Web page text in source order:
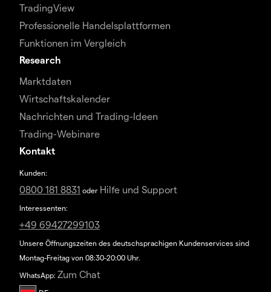
TradingView
Professionelle Handelsplattformen
Funktionen im Vergleich
Research
Marktdaten
Wirtschaftskalender
Nachrichten und Trading-Ideen
Trading-Webinare
Kontakt
Kunden:
0800 181 8831 oder Hilfe und Support
Interessenten:
+49 69427299103
Unsere Öffnungszeiten des deutschsprachigen Kundenservices sind
Montag-Freitag von 08:30-20:00 Uhr.
WhatsApp: Zum Chat